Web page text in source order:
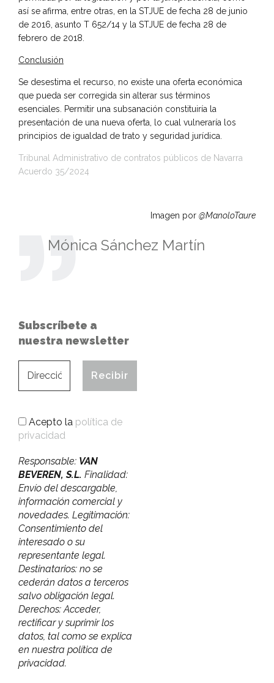
así se afirma, entre otras, en la STJUE de fecha 28 de junio
de 2016, asunto T 652/14 y la STJUE de fecha 28 de
febrero de 2018.
Conclusión
Se desestima el recurso, no existe una oferta económica
que pueda ser corregida sin alterar sus términos
esenciales. Permitir una subsanación constituiría la
presentación de una nueva oferta, lo cual vulneraría los
principios de igualdad de trato y seguridad jurídica.
Tribunal Administrativo de contratos públicos de Navarra
Acuerdo 35/2024
Imagen por @ManoloTaure
Mónica Sánchez Martín
Subscríbete a
nuestra newsletter
Acepto la política de
privacidad
Responsable: VAN
BEVEREN, S.L. Finalidad:
Envío del descargable,
información comercial y
novedades. Legitimación:
Consentimiento del
interesado o su
representante legal.
Destinatarios: no se
cederán datos a terceros
salvo obligación legal.
Derechos: Acceder,
rectificar y suprimir los
datos, tal como se explica
en nuestra política de
privacidad.